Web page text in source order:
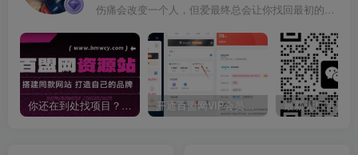
伤痛会改变一个人，但爱最终总会让你找回最初的自己
你还在到处找项目？还在当韭菜？我靠卖项目一个月收入5万+，曾经我也是个失败者。 开通百盟网VIP会员，尊享全站资源免费下载，享70%的推广提成！！【限时五折优惠】